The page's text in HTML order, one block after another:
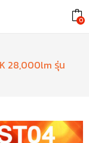
0
28,000lm รุ่น